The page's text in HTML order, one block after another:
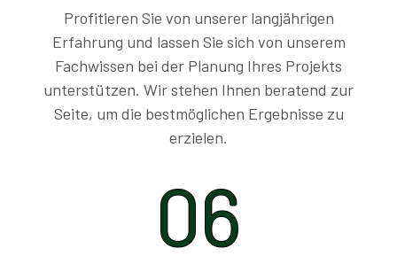
Profitieren Sie von unserer langjährigen
Erfahrung und lassen Sie sich von unserem
Fachwissen bei der Planung Ihres Projekts
unterstützen. Wir stehen Ihnen beratend zur
Seite, um die bestmöglichen Ergebnisse zu
erzielen.
06